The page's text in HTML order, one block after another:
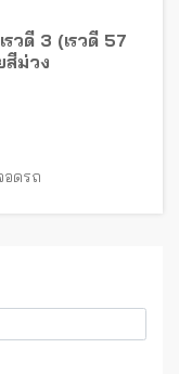
วดี 3 (เรวดี 57
สีม่วง
อดรถ